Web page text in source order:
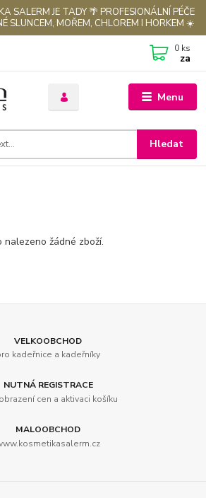
SALERM JE TADY 🌴 PROFESIONÁLNÍ PÉČE
SLUNCEM, MOŘEM, CHLOREM I HORKEM ☀️
Menu
Hledat
0 ks
za
žádné zboží.
VELKOOBCHOD
kadeřnice a kadeřníky
NUTNÁ REGISTRACE
cen a aktivaci košíku
MALOOBCHOD